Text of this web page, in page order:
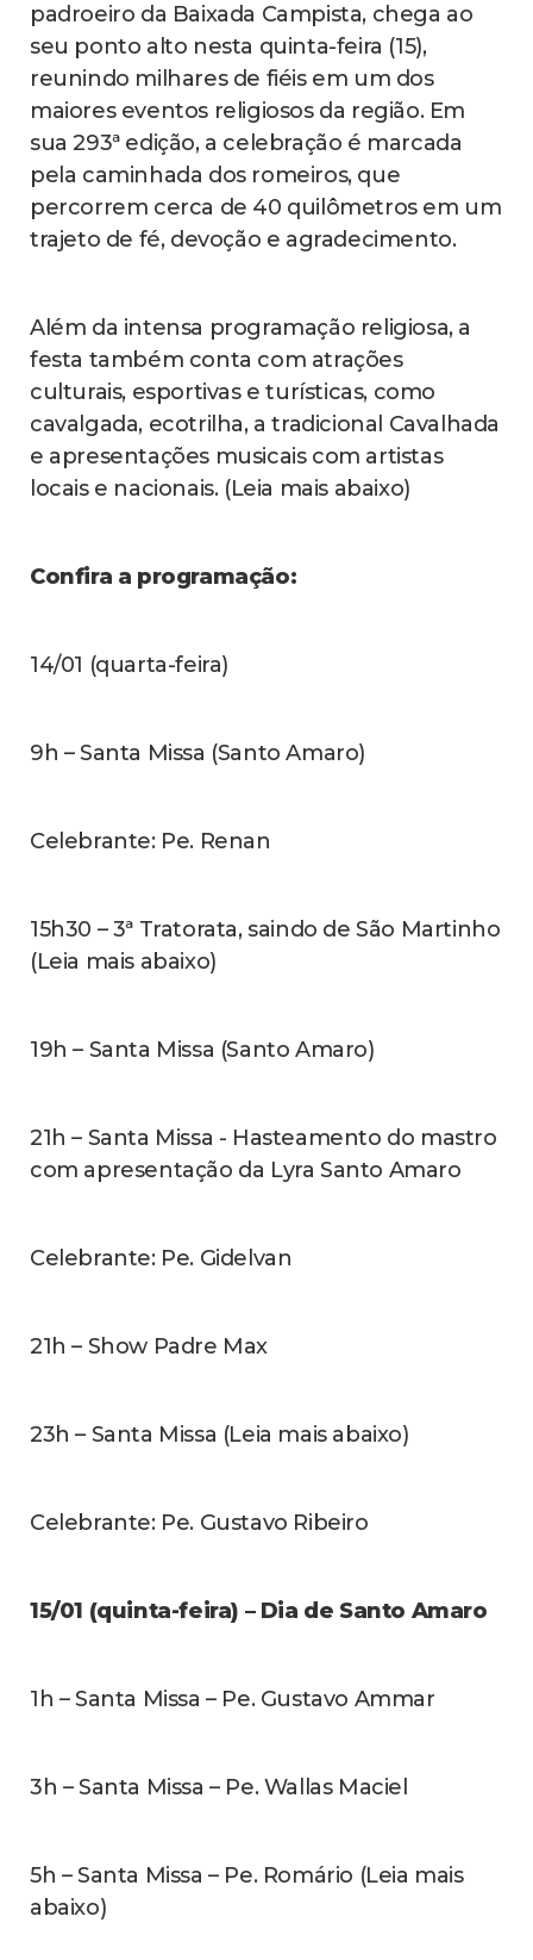
padroeiro da Baixada Campista, chega ao
seu ponto alto nesta quinta-feira (15),
reunindo milhares de fiéis em um dos
maiores eventos religiosos da região. Em
sua 293ª edição, a celebração é marcada
pela caminhada dos romeiros, que
percorrem cerca de 40 quilômetros em um
trajeto de fé, devoção e agradecimento.
Além da intensa programação religiosa, a
festa também conta com atrações
culturais, esportivas e turísticas, como
cavalgada, ecotrilha, a tradicional Cavalhada
e apresentações musicais com artistas
locais e nacionais. (Leia mais abaixo)
Confira a programação:
14/01 (quarta-feira)
9h – Santa Missa (Santo Amaro)
Celebrante: Pe. Renan
15h30 – 3ª Tratorata, saindo de São Martinho
(Leia mais abaixo)
19h – Santa Missa (Santo Amaro)
21h – Santa Missa - Hasteamento do mastro
com apresentação da Lyra Santo Amaro
Celebrante: Pe. Gidelvan
21h – Show Padre Max
23h – Santa Missa (Leia mais abaixo)
Celebrante: Pe. Gustavo Ribeiro
15/01 (quinta-feira) – Dia de Santo Amaro
1h – Santa Missa – Pe. Gustavo Ammar
3h – Santa Missa – Pe. Wallas Maciel
5h – Santa Missa – Pe. Romário (Leia mais
abaixo)